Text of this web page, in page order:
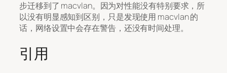
步迁移到了 macvlan。因为对性能没有特别要求，所
以没有明显感知到区别，只是发现使用 macvlan 的
话，网络设置中会存在警告，还没有时间处理。
引用